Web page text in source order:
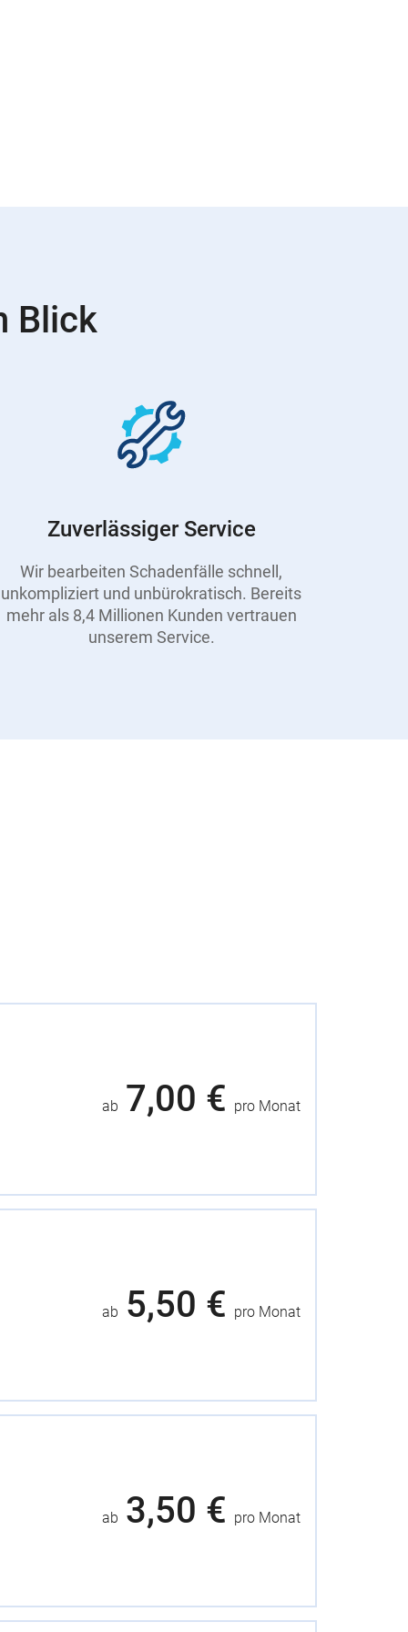
Blick
Zuverlässiger Service
Wir bearbeiten Schadenfälle schnell,
unkompliziert und unbürokratisch. Bereits
mehr als 8,4 Millionen Kunden vertrauen
unserem Service.
ab 7,00 € pro Monat
ab 5,50 € pro Monat
ab 3,50 € pro Monat